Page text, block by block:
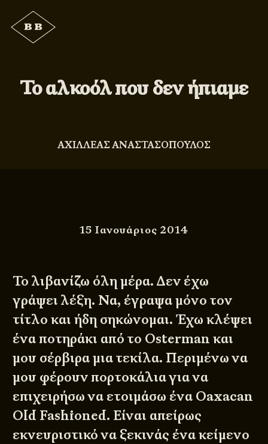
Το αλκοόλ που δεν ήπιαμε
ΑΧΙΛΛΕΑΣ ΑΝΑΣΤΑΣΟΠΟΥΛΟΣ
15 Ιανουάριος 2014
Το λιβανίζω όλη μέρα. Δεν έχω
γράψει λέξη. Να, έγραψα μόνο τον
τίτλο και ήδη σηκώνομαι. Έχω κλέψει
ένα ποτηράκι από το Osterman και
μου σέρβιρα μια τεκίλα. Περιμένω να
μου φέρουν πορτοκάλια για να
επιχειρήσω να ετοιμάσω ένα Oaxacan
Old Fashioned. Είναι απείρως
εκνευριστικό να ξεκινάς ένα κείμενο